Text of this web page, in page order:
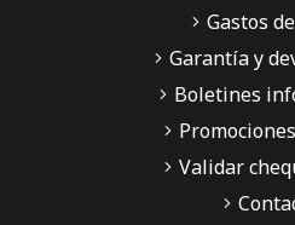
Gastos
Garantía y
Boletines
Validar